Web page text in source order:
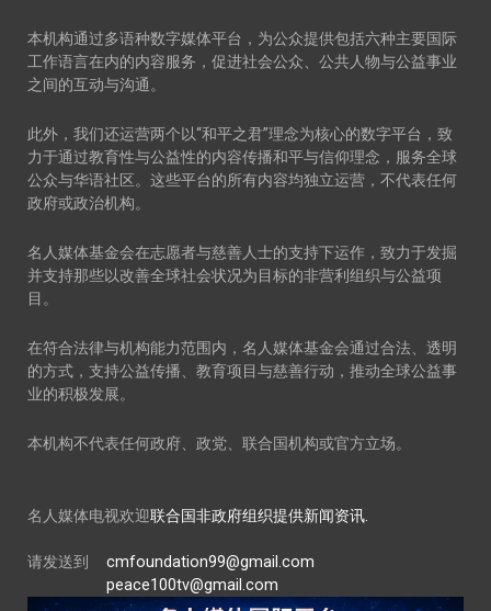
本机构通过多语种数字媒体平台，为公众提供包括六种主要国际
工作语言在内的内容服务，促进社会公众、公共人物与公益事业
之间的互动与沟通。
此外，我们还运营两个以“和平之君”理念为核心的数字平台，致
力于通过教育性与公益性的内容传播和平与信仰理念，服务全球
公众与华语社区。这些平台的所有内容均独立运营，不代表任何
政府或政治机构。
名人媒体基金会在志愿者与慈善人士的支持下运作，致力于发掘
并支持那些以改善全球社会状况为目标的非营利组织与公益项
目。
在符合法律与机构能力范围内，名人媒体基金会通过合法、透明
的方式，支持公益传播、教育项目与慈善行动，推动全球公益事
业的积极发展。
本机构不代表任何政府、政党、联合国机构或官方立场。
名人媒体电视欢迎联合国非政府组织提供新闻资讯.
请发送到 cmfoundation99@gmail.com
peace100tv@gmail.com